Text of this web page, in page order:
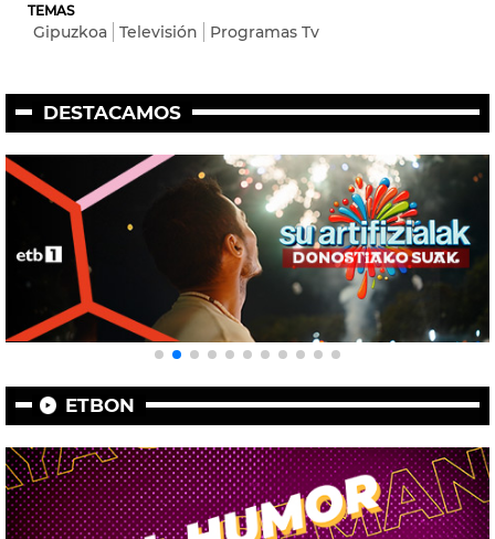
TEMAS
Gipuzkoa Televisión Programas Tv
DESTACAMOS
ETBON